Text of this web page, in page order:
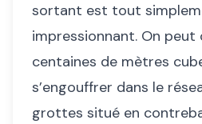
sortant est tout
impressionnant. On peut
centaines de mètres
s’engouffrer dans le
grottes situé en